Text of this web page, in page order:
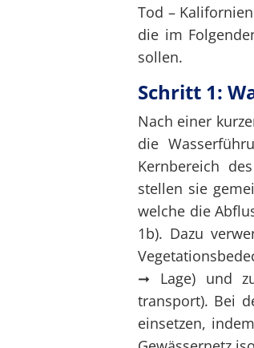
Tod –
die im
sollen.
Schritt 1:
Nach einer
die
Kernbereich
stellen sie
welche die
1b). Dazu
➞ Lage) und
transport). Bei
einsetzen,